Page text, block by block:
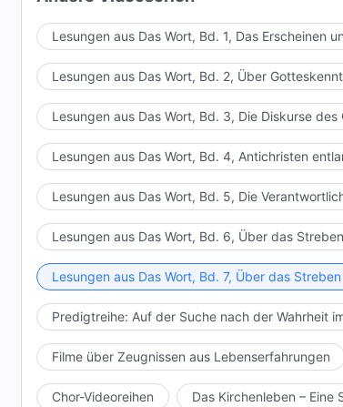
Lesungen aus Das Wort, Bd. 1, Das Erscheinen
Lesungen aus Das Wort, Bd. 2, Über
Lesungen aus Das Wort, Bd. 3, Die Diskurse
Lesungen aus Das Wort, Bd. 4, Antichristen
Lesungen aus Das Wort, Bd. 5, Die
Lesungen aus Das Wort, Bd. 6, Über das
Lesungen aus Das Wort, Bd. 7, Über das
Predigtreihe: Auf der Suche nach der Wahrheit
Filme über Zeugnissen aus Lebenserfahrungen
Chor-Videoreihen Das Kirchenleben – Eine